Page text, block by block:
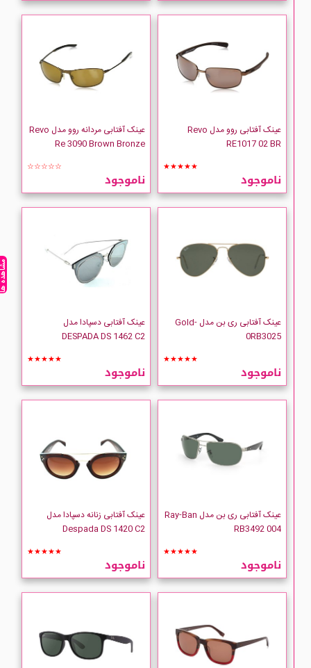
عینک آفتابی روو مدل Revo
RE1017 02 BR
★★★★★
ناموجود
عینک آفتابی مردانه روو مدل Revo
Re 3090 Brown Bronze
☆☆☆☆☆
ناموجود
عینک آفتابی ری بن مدل Gold-
0RB3025
★★★★★
ناموجود
عینک آفتابی دسپادا مدل
DESPADA DS 1462 C2
★★★★★
ناموجود
عینک آفتابی ری بن مدل Ray-Ban
RB3492 004
★★★★★
ناموجود
عینک آفتابی زنانه دسپادا مدل
Despada DS 1420 C2
★★★★★
ناموجود